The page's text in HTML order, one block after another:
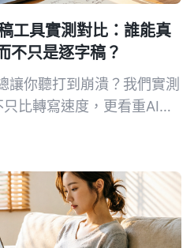
工具實測對比：誰能真
不只是逐字稿？
讓你聽打到崩潰？我們實測
比轉寫速度，更看重AI整